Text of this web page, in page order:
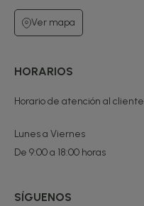
Ver mapa
HORARIOS
Horario de atención al cliente
Lunes a Viernes
De 9:00 a 18:00 horas
SÍGUENOS